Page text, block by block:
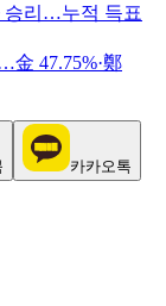
승리…누적 득표
金 47.75%·鄭
카카오톡